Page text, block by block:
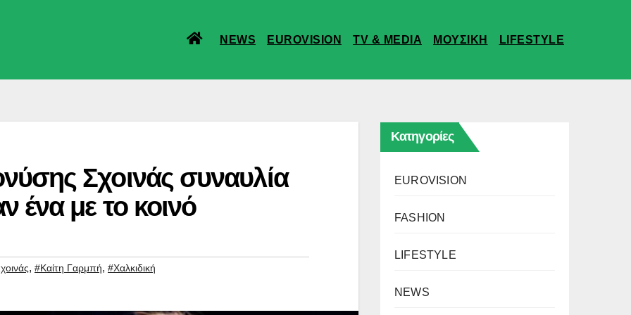
NEWS EUROVISION TV & MEDIA ΜΟΥΣΙΚΗ LIFESTYLE
Σχοινάς συναυλία
ένα με το κοινό
, #Καίτη Γαρμπή, #Χαλκιδική
Κατηγορίες
EUROVISION
FASHION
LIFESTYLE
NEWS